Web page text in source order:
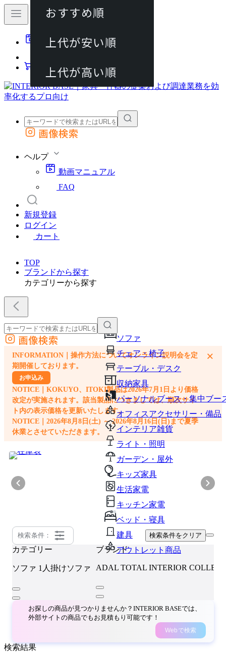
動画マニュアル
カート
外部サイトの商品をカートに追加
画像検索
ヘルプ
動画マニュアル
FAQ
新規登録
ログイン
カート
TOP
ブランドから探す
カテゴリーから探す
ソファ
チェア・椅子
テーブル・デスク
収納家具
パーソナルブース・集中ブー
オフィスアクセサリー・備品
インテリア雑貨
ライト・照明
ガーデン・屋外
キッズ家具
生活家電
キッチン家電
ベッド・寝具
建具
アウトレット商品
外部サイトの商品をカートに追加
他のサイトで見つけた商品ページのURLを貼り付けて、カートに追加できます
画像検索
INFORMATION｜操作方法についてオンライン説明会を定
期開催しております。
お申込み
NOTICE｜KOKUYO、ITOKI製品は2026年7月1日より価格
改定が実施されます。該当製品につきましては、順次サイ
ト内の表示価格を更新いたします。
NOTICE｜2026年8月8日(土) ～ 2026年8月16日(日)まで夏季
休業とさせていただきます。
×
検索条件： 検索条件をクリア
カテゴリー
ソファ 1人掛けソファ
ブランド
ADAL TOTAL INTERIOR
お探しの商品が見つかりませんか？INTERIOR BASEでは、
外部サイトの商品でもお見積もり可能です！
Webで検索
検索結果
おすすめ順
上代が安い順
上代が高い順